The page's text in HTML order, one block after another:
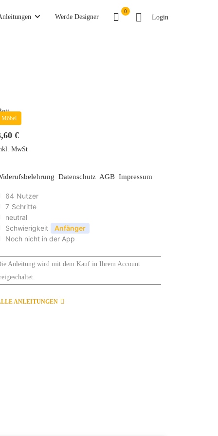
Werde Designer
0
Login
€
MwSt
Datenschutz AGB Impressum
Möbel
64 Nutzer
7 Schritte
neutral
Schwierigkeit
Anfänger
Noch nicht in der App
Anleitung wird mit dem Kauf in Ihrem Account
ANLEITUNGEN